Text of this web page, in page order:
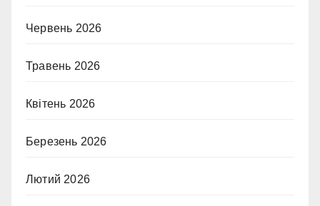
Червень 2026
Травень 2026
Квітень 2026
Березень 2026
Лютий 2026